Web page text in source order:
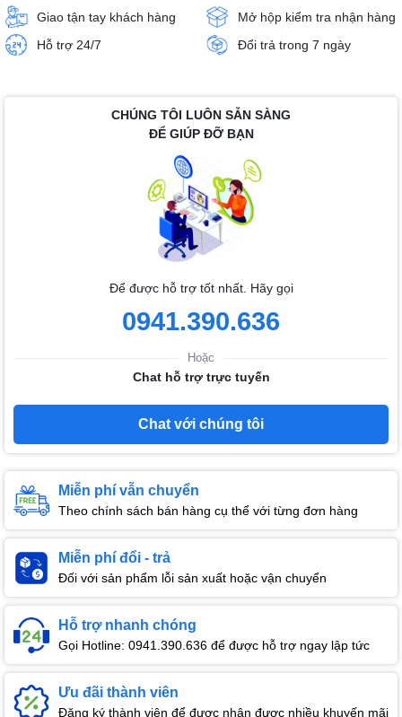
Giao tận tay khách hàng
Mở hộp kiểm tra nhận hàng
Hỗ trợ 24/7
Đổi trả trong 7 ngày
CHÚNG TÔI LUÔN SẴN SÀNG
ĐỂ GIÚP ĐỠ BẠN
Để được hỗ trợ tốt nhất. Hãy gọi
0941.390.636
Hoặc
Chat hỗ trợ trực tuyến
Chat với chúng tôi
Miễn phí vẫn chuyển
Theo chính sách bán hàng cụ thể với từng đơn hàng
Miễn phí đổi - trả
Đối với sản phẩm lỗi sản xuất hoặc vận chuyển
Hỗ trợ nhanh chóng
Gọi Hotline: 0941.390.636 để được hỗ trợ ngay lập tức
Ưu đãi thành viên
Đăng ký thành viên để được nhận được nhiều khuyến mãi